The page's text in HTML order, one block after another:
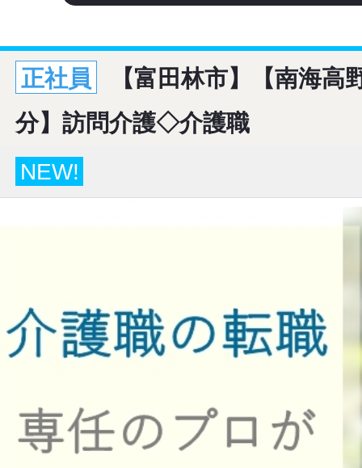
正社員
【富田林市】【南海
分】訪問介護◇介護職
NEW!